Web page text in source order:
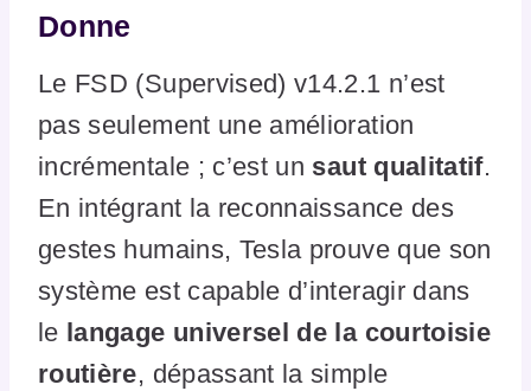
Donne
Le FSD (Supervised) v14.2.1 n’est
pas seulement une amélioration
incrémentale ; c’est un saut qualitatif.
En intégrant la reconnaissance des
gestes humains, Tesla prouve que son
système est capable d’interagir dans
le langage universel de la courtoisie
routière, dépassant la simple